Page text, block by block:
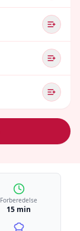
Forberedelse
15 min